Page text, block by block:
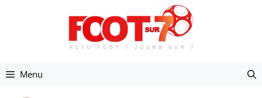
Menu